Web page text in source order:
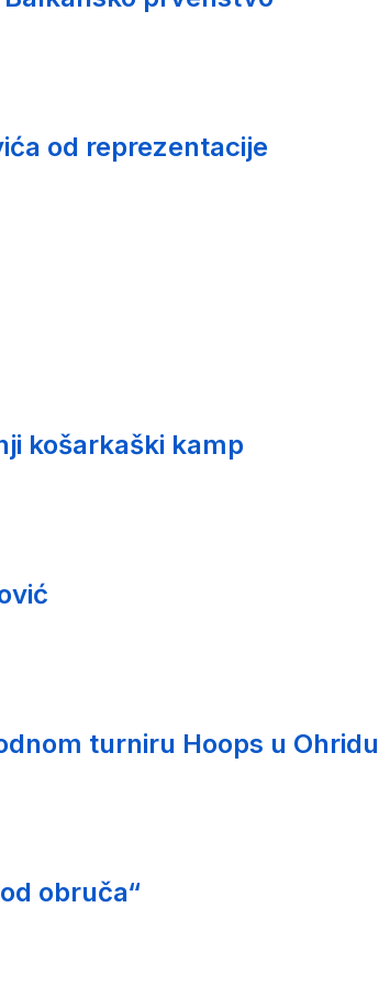
od reprezentacije
košarkaški kamp
turniru Hoops u Ohridu
obruča“